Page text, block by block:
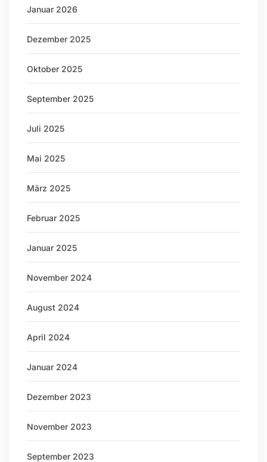
Januar 2026
Dezember 2025
Oktober 2025
September 2025
Juli 2025
Mai 2025
März 2025
Februar 2025
Januar 2025
November 2024
August 2024
April 2024
Januar 2024
Dezember 2023
November 2023
September 2023